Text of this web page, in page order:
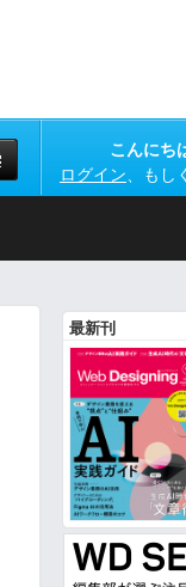
こんにち
ログイン 、もし
最新刊